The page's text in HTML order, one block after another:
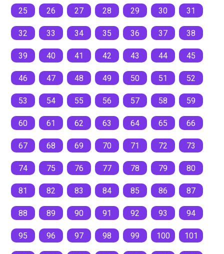
25 26 27 28 29 30 31
32 33 34 35 36 37 38
39 40 41 42 43 44 45
46 47 48 49 50 51 52
53 54 55 56 57 58 59
60 61 62 63 64 65 66
67 68 69 70 71 72 73
74 75 76 77 78 79 80
81 82 83 84 85 86 87
88 89 90 91 92 93 94
95 96 97 98 99 100 101